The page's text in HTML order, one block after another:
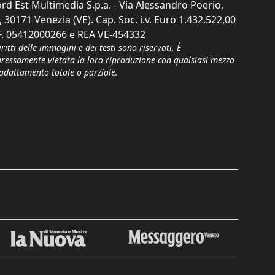
Est Multimedia S.p.a. - Via Alessandro Poerio,
30171 Venezia (VE). Cap. Soc. i.v. Euro 1.432.522,00
05412000266 e REA VE-454332
delle immagini e dei testi sono riservati. È
vietata la loro riproduzione con qualsiasi mezzo
totale o parziale.